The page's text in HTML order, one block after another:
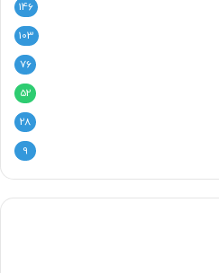
146
103
76
52
28
9